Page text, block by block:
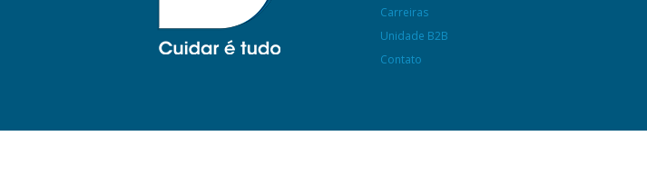
Carreiras
Unidade B2B
Contato